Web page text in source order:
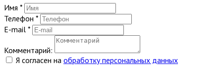
Имя *
Телефон *
E-mail *
Комментарий:
Я согласен на обработку персональных данных